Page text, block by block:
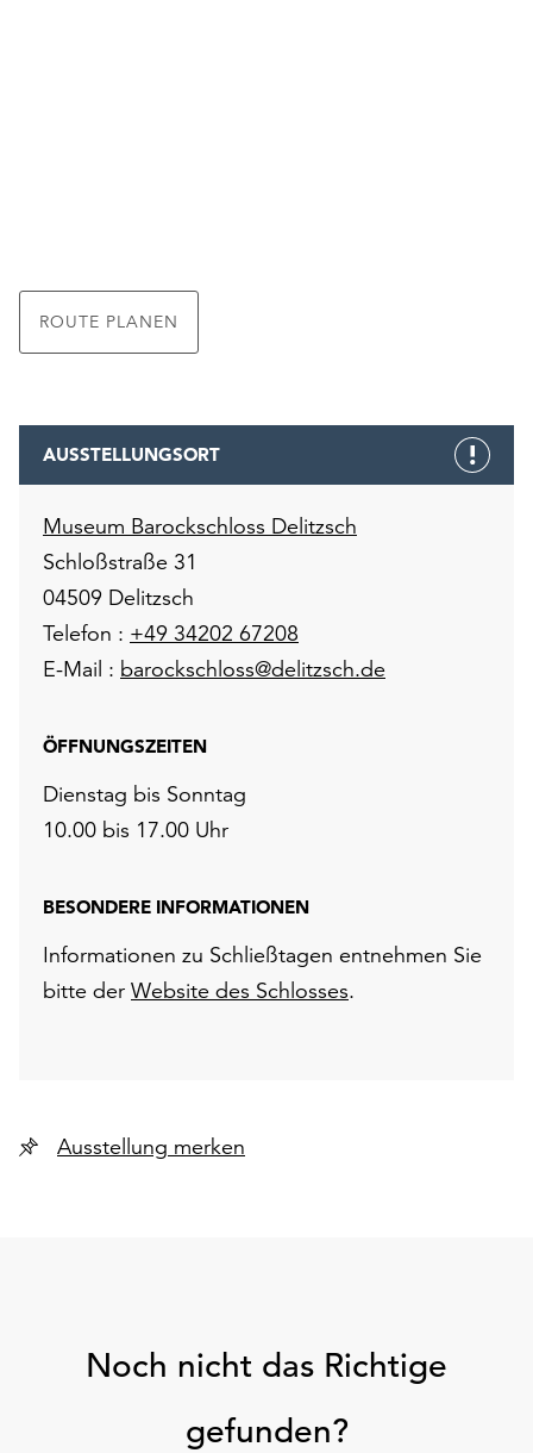
ROUTE PLANEN
AUSSTELLUNGSORT
Museum Barockschloss Delitzsch
Schloßstraße 31
04509 Delitzsch
Telefon : +49 34202 67208
E-Mail : barockschloss@delitzsch.de
ÖFFNUNGSZEITEN
Dienstag bis Sonntag
10.00 bis 17.00 Uhr
BESONDERE INFORMATIONEN
Informationen zu Schließtagen entnehmen Sie
bitte der Website des Schlosses.
Ausstellung merken
Noch nicht das Richtige
gefunden?